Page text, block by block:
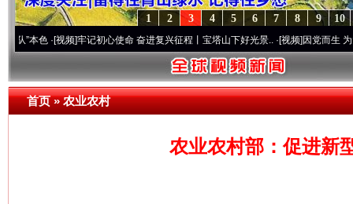
10
9
8
7
6
5
4
3
2
1
·[视频]牢记初心使命 奋进复兴征程丨宝塔山下好光景..·[视频]因党而生 为党而战——
首页»农业农村
农业农村部：促进新